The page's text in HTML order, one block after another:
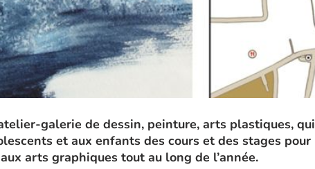
galerie de dessin, peinture, arts plastiques, qui
et aux enfants des cours et des stages pour
arts graphiques tout au long de l’année.